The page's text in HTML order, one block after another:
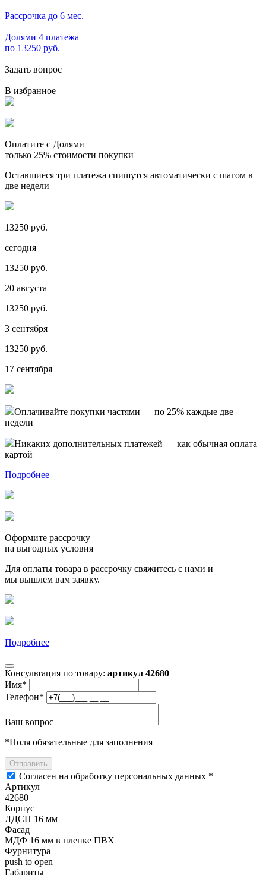
Рассрочка до 6 мес.
Долями 4 платежа
по 13250 руб.
Задать вопрос
В избранное
Оплатите с Долями
только 25% стоимости покупки
Оставшиеся три платежа спишутся автоматически с шагом в
две недели
13250 руб.
сегодня
13250 руб.
20 августа
13250 руб.
3 сентября
13250 руб.
17 сентября
Оплачивайте покупки частями — по 25% каждые две
недели
Никаких дополнительных платежей — как обычная оплата
картой
Подробнее
Оформите рассрочку
на выгодных условия
Для оплаты товара в рассрочку свяжитесь с нами и
мы вышлем вам заявку.
Подробнее
Консультация по товару: артикул 42680
Имя*
Телефон*
Ваш вопрос
*Поля обязательные для заполнения
Отправить
Согласен на обработку персональных данных *
Артикул
42680
Корпус
ЛДСП 16 мм
Фасад
МДФ 16 мм в пленке ПВХ
Фурнитура
push to open
Габариты